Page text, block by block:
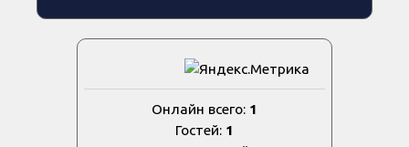
Онлайн всего: 1
Гостей: 1